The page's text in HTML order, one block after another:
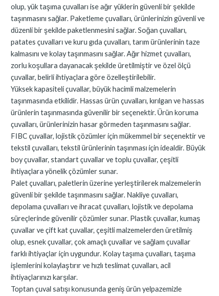
olup, yük taşıma çuvalları ise ağır yüklerin güvenli bir şekilde
taşınmasını sağlar. Paketleme çuvalları, ürünlerinizin güvenli ve
düzenli bir şekilde paketlenmesini sağlar. Soğan çuvalları,
patates çuvalları ve kuru gıda çuvalları, tarım ürünlerinin taze
kalmasını ve kolay taşınmasını sağlar. Ağır hizmet çuvalları,
zorlu koşullara dayanacak şekilde üretilmiştir ve özel ölçü
çuvallar, belirli ihtiyaçlara göre özelleştirilebilir.
Yüksek kapasiteli çuvallar, büyük hacimli malzemelerin
taşınmasında etkilidir. Hassas ürün çuvalları, kırılgan ve hassas
ürünlerin taşınmasında güvenilir bir seçenektir. Ürün koruma
çuvalları, ürünlerinizin hasar görmeden taşınmasını sağlar.
FIBC çuvallar, lojistik çözümler için mükemmel bir seçenektir ve
tekstil çuvalları, tekstil ürünlerinin taşınması için idealdir. Büyük
boy çuvallar, standart çuvallar ve toplu çuvallar, çeşitli
ihtiyaçlara yönelik çözümler sunar.
Palet çuvalları, paletlerin üzerine yerleştirilerek malzemelerin
güvenli bir şekilde taşınmasını sağlar. Nakliye çuvalları,
depolama çuvalları ve ihracat çuvalları, lojistik ve depolama
süreçlerinde güvenilir çözümler sunar. Plastik çuvallar, kumaş
çuvallar ve çift kat çuvallar, çeşitli malzemelerden üretilmiş
olup, esnek çuvallar, çok amaçlı çuvallar ve sağlam çuvallar
farklı ihtiyaçlar için uygundur. Kolay taşıma çuvalları, taşıma
işlemlerini kolaylaştırır ve hızlı teslimat çuvalları, acil
ihtiyaçlarınızı karşılar.
Toptan çuval satışı konusunda geniş ürün yelpazemizle